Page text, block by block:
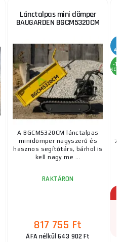
Lánctalpas mini dömper
BAUGARDEN BGCM5320CM
A BGCM5320CM lánctalpas
minidömper nagyszerű és
hasznos segítőtárs, bárhol is
kell nagy me ...
RAKTÁRON
817 755 Ft
ÁFA nélkül 643 902 Ft
-18